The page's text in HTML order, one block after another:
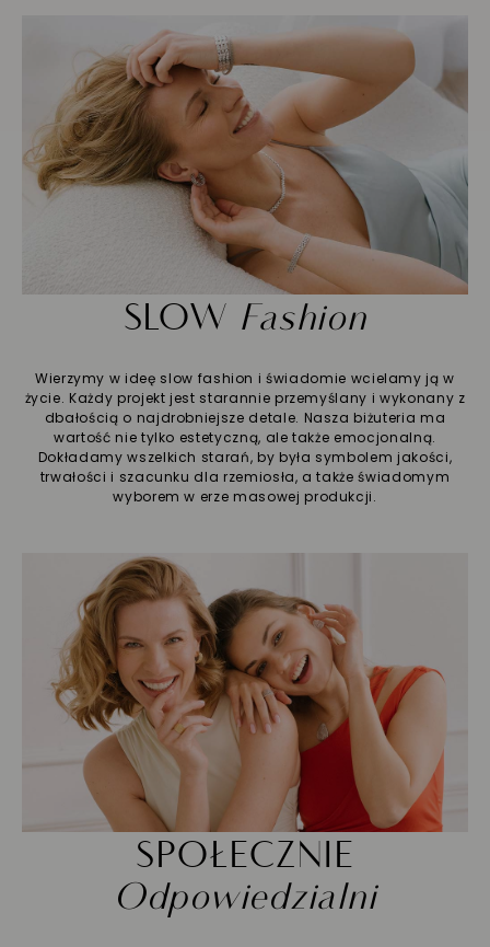
SLOW Fashion
Wierzymy w ideę slow fashion i świadomie wcielamy ją w
życie. Każdy projekt jest starannie przemyślany i wykonany z
dbałością o najdrobniejsze detale. Nasza biżuteria ma
wartość nie tylko estetyczną, ale także emocjonalną.
Dokładamy wszelkich starań, by była symbolem jakości,
trwałości i szacunku dla rzemiosła, a także świadomym
wyborem w erze masowej produkcji.
SPOŁECZNIE
Odpowiedzialni